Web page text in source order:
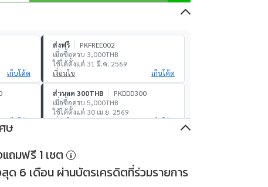
เก็บโค้ด
ส่งฟรี
PKFREE002
เมื่อซื้อครบ 3,000THB
ใช้ได้ตั้งแต่ 31 มี.ค. 2569
เงื่อนไข
เก็บโค้ด
เก็บโค้ด
ส่วนลด 300THB
PKDDD300
เมื่อซื้อครบ 5,000THB
ใช้ได้ตั้งแต่ 30 เม.ย. 2569
เงื่อนไข
เก็บโค้ด
เก็บโค้ด
เมื่อซื้อครบ 30,000THB
ใช้ได้ตั้งแต่ 30 เม.ย. 2569
เงื่อนไข
เก็บโค้ด
ษ
ถมฟรี 1 เซต
ด 6 เดือน ผ่านบัตรเครดิตที่ร่วมรายการ